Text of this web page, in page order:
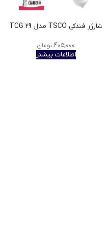
شارژر فندکی TSCO مدل TCG 29
۴۰۵,۰۰۰ تومان
اطلاعات بیشتر